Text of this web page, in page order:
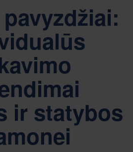
ir statybos